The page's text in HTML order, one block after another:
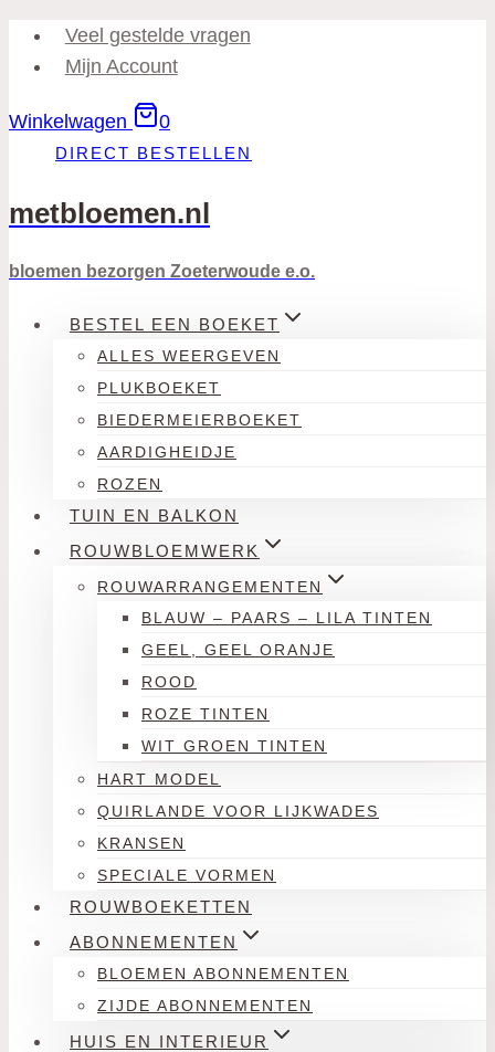
Doorgaan
naar
Veel gestelde vragen
Mijn Account
Winkelwagen 0
DIRECT BESTELLEN
metbloemen.nl
bloemen bezorgen Zoeterwoude e.o.
BESTEL EEN BOEKET
ALLES WEERGEVEN
PLUKBOEKET
BIEDERMEIERBOEKET
AARDIGHEIDJE
ROZEN
TUIN EN BALKON
ROUWBLOEMWERK
ROUWARRANGEMENTEN
BLAUW – PAARS – LILA TINTEN
GEEL, GEEL ORANJE
ROOD
ROZE TINTEN
WIT GROEN TINTEN
HART MODEL
QUIRLANDE VOOR LIJKWADES
KRANSEN
SPECIALE VORMEN
ROUWBOEKETTEN
ABONNEMENTEN
BLOEMEN ABONNEMENTEN
ZIJDE ABONNEMENTEN
HUIS EN INTERIEUR